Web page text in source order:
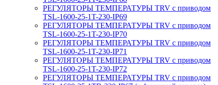
РЕГУЛЯТОРЫ ТЕМПЕРАТУРЫ TRV с приводом
TSL-1600-25-1T-230-IP69
РЕГУЛЯТОРЫ ТЕМПЕРАТУРЫ TRV с приводом
TSL-1600-25-1T-230-IP70
РЕГУЛЯТОРЫ ТЕМПЕРАТУРЫ TRV с приводом
TSL-1600-25-1T-230-IP71
РЕГУЛЯТОРЫ ТЕМПЕРАТУРЫ TRV с приводом
TSL-1600-25-1T-230-IP72
РЕГУЛЯТОРЫ ТЕМПЕРАТУРЫ TRV с приводом